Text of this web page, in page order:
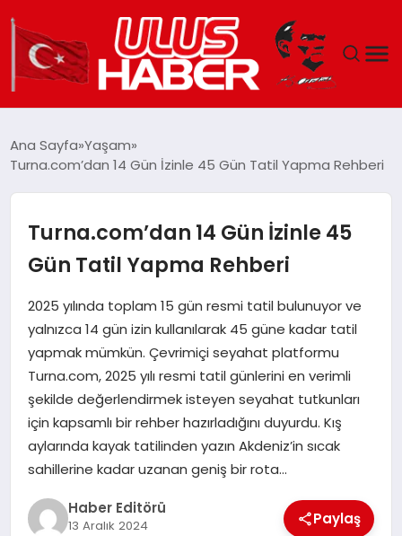
EKONOMI
SIYASET
TEKNOLOJI
EĞITIM
MAGAZIN
SPOR
YAŞAM
Ana Sayfa Yaşam
Turna.com’dan 14 Gün İzinle 45 Gün Tatil Yapma Rehberi
Turna.com’dan 14 Gün İzinle 45
Gün Tatil Yapma Rehberi
2025 yılında toplam 15 gün resmi tatil bulunuyor ve
yalnızca 14 gün izin kullanılarak 45 güne kadar tatil
yapmak mümkün. Çevrimiçi seyahat platformu
Turna.com, 2025 yılı resmi tatil günlerini en verimli
şekilde değerlendirmek isteyen seyahat tutkunları
için kapsamlı bir rehber hazırladığını duyurdu. Kış
aylarında kayak tatilinden yazın Akdeniz’in sıcak
sahillerine kadar uzanan geniş bir rota…
Haber Editörü
13 Aralık 2024 Paylaş